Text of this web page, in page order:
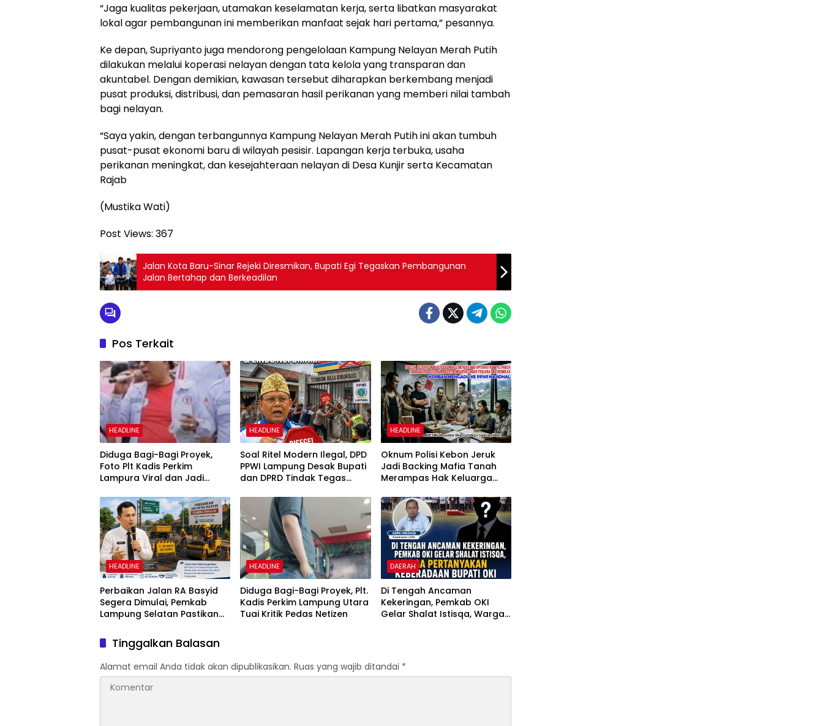
“Jaga kualitas pekerjaan, utamakan keselamatan kerja, serta libatkan masyarakat
lokal agar pembangunan ini memberikan manfaat sejak hari pertama,” pesannya.
Ke depan, Supriyanto juga mendorong pengelolaan Kampung Nelayan Merah Putih
dilakukan melalui koperasi nelayan dengan tata kelola yang transparan dan
akuntabel. Dengan demikian, kawasan tersebut diharapkan berkembang menjadi
pusat produksi, distribusi, dan pemasaran hasil perikanan yang memberi nilai tambah
bagi nelayan.
“Saya yakin, dengan terbangunnya Kampung Nelayan Merah Putih ini akan tumbuh
pusat-pusat ekonomi baru di wilayah pesisir. Lapangan kerja terbuka, usaha
perikanan meningkat, dan kesejahteraan nelayan di Desa Kunjir serta Kecamatan
Rajab
(Mustika Wati)
Post Views: 367
Jalan Kota Baru-Sinar Rejeki Diresmikan, Bupati Egi Tegaskan Pembangunan
Jalan Bertahap dan Berkeadilan
Pos Terkait
HEADLINE
Diduga Bagi-Bagi Proyek,
Foto Plt Kadis Perkim
Lampura Viral dan Jadi
Netizen
HEADLINE
Soal Ritel Modern Ilegal, DPD
PPWI Lampung Desak Bupati
dan DPRD Tindak Tegas
02/2016
HEADLINE
Oknum Polisi Kebon Jeruk
Jadi Backing Mafia Tanah
Merampas Hak Keluarga
HEADLINE
Perbaikan Jalan RA Basyid
Segera Dimulai, Pemkab
Lampung Selatan Pastikan
dan Nyaman
HEADLINE
Diduga Bagi-Bagi Proyek, Plt.
Kadis Perkim Lampung Utara
Tuai Kritik Pedas Netizen
DAERAH
Di Tengah Ancaman
Kekeringan, Pemkab OKI
Gelar Shalat Istisqa, Warga
Tinggalkan Balasan
Alamat email Anda tidak akan dipublikasikan. Ruas yang wajib ditandai *